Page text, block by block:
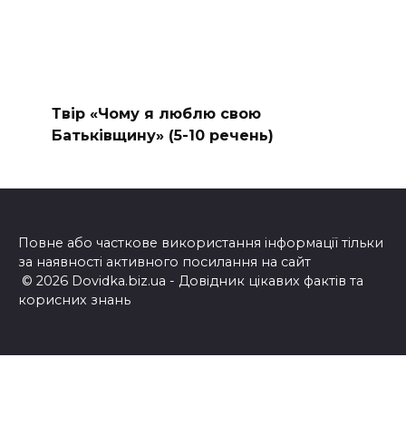
Твір «Чому я люблю свою
Батьківщину» (5-10 речень)
Повне або часткове використання інформації тільки
за наявності активного посилання на сайт
© 2026 Dovidka.biz.ua - Довідник цікавих фактів та
корисних знань